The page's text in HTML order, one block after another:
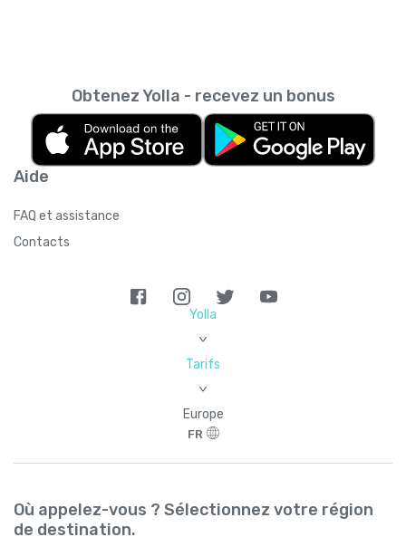
Aide
FAQ et assistance
Contacts
Obtenez Yolla - recevez un bonus
Yolla
>
Tarifs
>
Europe
FR
Où appelez-vous ? Sélectionnez votre région
de destination.